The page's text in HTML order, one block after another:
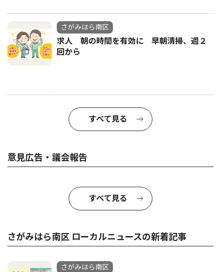
さがみはら南区
求人 朝の時間を有効に 早朝清掃、週２
回から
すべて見る
意見広告・議会報告
すべて見る
さがみはら南区 ローカルニュースの新着記事
さがみはら南区